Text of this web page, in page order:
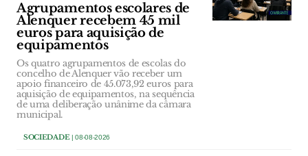
Agrupamentos escolares de
Alenquer recebem 45 mil
euros para aquisição de
equipamentos
Os quatro agrupamentos de escolas do
concelho de Alenquer vão receber um
apoio financeiro de 45.073,92 euros para
aquisição de equipamentos, na sequência
de uma deliberação unânime da câmara
municipal.
SOCIEDADE| 08-08-2026